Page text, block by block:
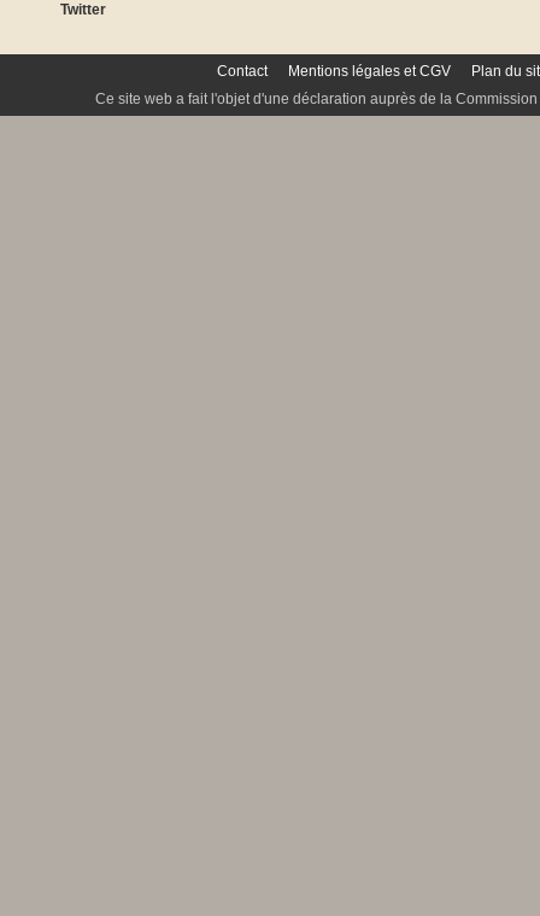
Twitter
Contact Mentions légales et CGV
Plan du
Ce site web a fait l'objet d'une déclaration auprès de la